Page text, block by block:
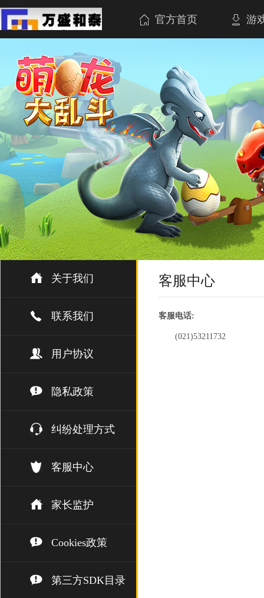
官方首页 游
关于我们
联系我们
用户协议
隐私政策
纠纷处理方式
客服中心
家长监护
Cookies政策
第三方SDK目录
客服中心
客服电话:
(021)53211732